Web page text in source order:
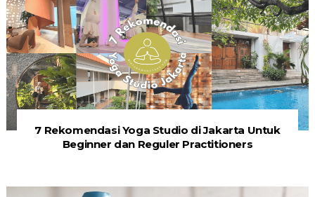
7 Rekomendasi Yoga Studio di Jakarta Untuk
Beginner dan Reguler Practitioners